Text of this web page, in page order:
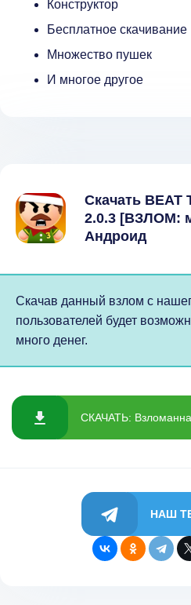
Конструктор
Бесплатное скачивание
Множество пушек
И многое другое
Скачать BEAT
2.0.3 [ВЗЛОМ:
Андроид
Скачав данный взлом с
пользователей будет
много денег.
СКАЧАТЬ:
НАШ